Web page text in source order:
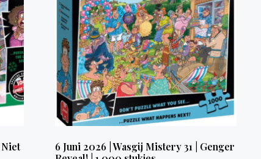
Niet
6 Juni 2026 | Wasgij Mistery 31 | Genger